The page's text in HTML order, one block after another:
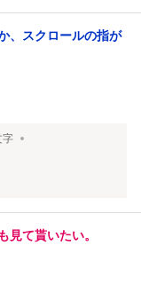
、スクロールの指が
字
見て貰いたい。